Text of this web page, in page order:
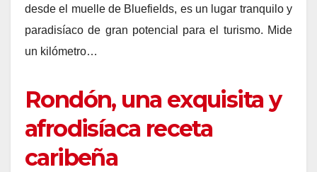
desde el muelle de Bluefields, es un lugar tranquilo y
paradisíaco de gran potencial para el turismo. Mide
un kilómetro…
Rondón, una exquisita y
afrodisíaca receta
caribeña